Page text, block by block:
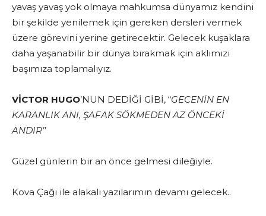
yavaş yavaş yok olmaya mahkumsa dünyamız kendini
bir şekilde yenilemek için gereken dersleri vermek
üzere görevini yerine getirecektir. Gelecek kuşaklara
daha yaşanabilir bir dünya bırakmak için aklımızı
başımıza toplamalıyız.
VİCTOR HUGO’NUN DEDİĞİ GİBİ, “GECENİN EN
KARANLIK ANI, ŞAFAK SÖKMEDEN AZ ÖNCEKİ
ANDIR’’
Güzel günlerin bir an önce gelmesi dileğiyle.
Kova Çağı ile alakalı yazılarımın devamı gelecek..